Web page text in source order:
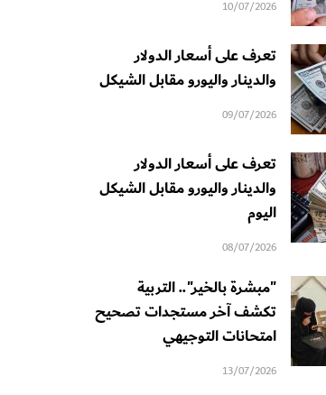
10/07/2026
تعرف على أسعار الدولار
والدينار واليورو مقابل الشيكل
09/07/2026
تعرف على أسعار الدولار
والدينار واليورو مقابل الشيكل
اليوم
08/07/2026
"مبشرة بالخير".. التربية
تكشف آخر مستجدات تصحيح
امتحانات التوجيهي
13/07/2026